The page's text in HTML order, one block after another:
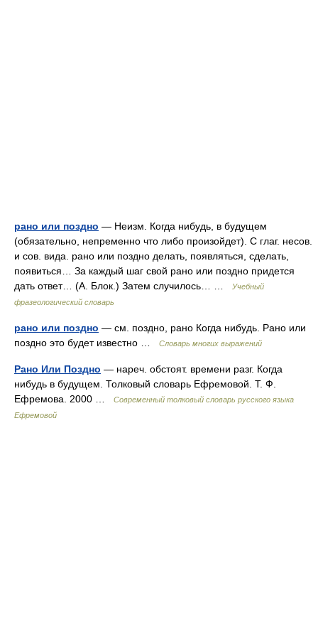
рано или поздно — Неизм. Когда нибудь, в будущем
(обязательно, непременно что либо произойдет). С глаг. несов.
и сов. вида. рано или поздно делать, появляться, сделать,
появиться… За каждый шаг свой рано или поздно придется
дать ответ… (А. Блок.) Затем случилось… …
Учебный
фразеологический словарь
рано или поздно — см. поздно, рано Когда нибудь. Рано или
поздно это будет известно …
Словарь многих выражений
Рано Или Поздно — нареч. обстоят. времени разг. Когда
нибудь в будущем. Толковый словарь Ефремовой. Т. Ф.
Ефремова. 2000 …
Современный толковый словарь русского языка
Ефремовой